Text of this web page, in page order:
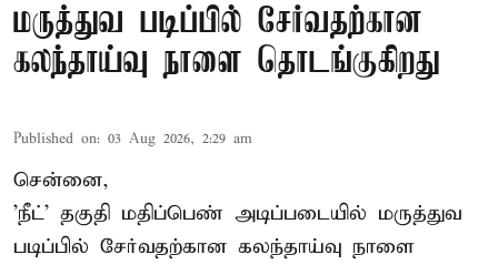
மருத்துவ படிப்பில் சேர்வதற்கான
கலந்தாய்வு நாளை தொடங்குகிறது
Published on: 03 Aug 2026, 2:29 am
சென்னை,
'நீட்' தகுதி மதிப்பெண் அடிப்படையில் மருத்துவ
படிப்பில் சேர்வதற்கான கலந்தாய்வு நாளை